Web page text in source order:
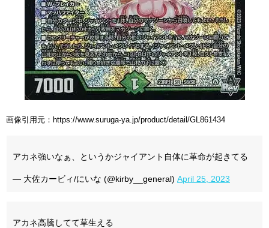
画像引用元：https://www.suruga-ya.jp/product/detail/GL861434
アカネ強いなぁ、というかジャイアント自体に革命が起きてる
— 大佐カービィ/にいな (@kirby__general) April 25, 2023
アカネ高騰してて草生える